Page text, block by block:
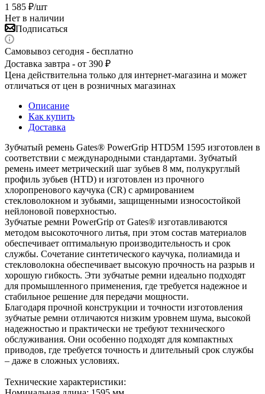
1 585 ₽/шт
Нет в наличии
Подписаться
Самовывоз сегодня - бесплатно
Доставка завтра - от 390 ₽
Цена действительна только для интернет-магазина и может
отличаться от цен в розничных магазинах
Описание
Как купить
Доставка
Зубчатый ремень Gates® PowerGrip HTD5M 1595 изготовлен в
соответствии с международными стандартами. Зубчатый
ремень имеет метрический шаг зубьев 8 мм, полукруглый
профиль зубьев (HTD) и изготовлен из прочного
хлоропренового каучука (CR) с армированием
стекловолокном и зубьями, защищенными износостойкой
нейлоновой поверхностью.
Зубчатые ремни PowerGrip от Gates® изготавливаются
методом высокоточного литья, при этом состав материалов
обеспечивает оптимальную производительность и срок
службы. Сочетание синтетического каучука, полиамида и
стекловолокна обеспечивает высокую прочность на разрыв и
хорошую гибкость. Эти зубчатые ремни идеально подходят
для промышленного применения, где требуется надежное и
стабильное решение для передачи мощности.
Благодаря прочной конструкции и точности изготовления
зубчатые ремни отличаются низким уровнем шума, высокой
надежностью и практически не требуют технического
обслуживания. Они особенно подходят для компактных
приводов, где требуется точность и длительный срок службы
– даже в сложных условиях.
Технические характеристики: